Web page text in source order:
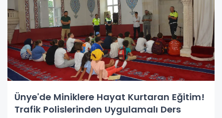
Ünye'de Miniklere Hayat Kurtaran Eğitim!
Trafik Polislerinden Uygulamalı Ders